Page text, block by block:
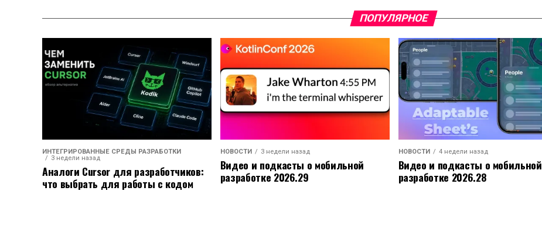
ПОПУЛЯРНОЕ
ИНТЕГРИРОВАННЫЕ СРЕДЫ РАЗРАБОТКИ
3 недели назад
Аналоги Cursor для разработчиков:
что выбрать для работы с кодом
НОВОСТИ 3 недели назад
Видео и подкасты о мобильной
разработке 2026.29
НОВОСТИ 4 недели назад
Видео и подкасты о мобильной
разработке 2026.28